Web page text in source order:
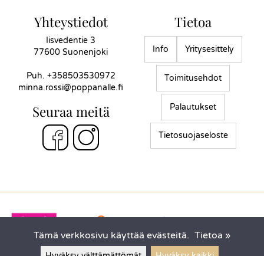
Yhteystiedot
Iisvedentie 3
77600 Suonenjoki
Puh. +358503530972
minna.rossi@poppanalle.fi
Seuraa meitä
Tietoa
Info Yritysesittely
Toimitusehdot
Palautukset
Tietosuojaseloste
Tämä verkkosivu käyttää evästeitä. Tietoa »